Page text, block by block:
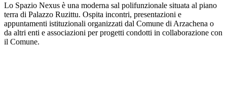
Lo Spazio Nexus è una moderna sal polifunzionale situata al piano
terra di Palazzo Ruzittu. Ospita incontri, presentazioni e
appuntamenti istituzionali organizzati dal Comune di Arzachena o
da altri enti e associazioni per progetti condotti in collaborazione con
il Comune.